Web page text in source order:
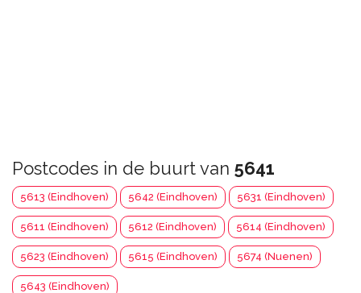
Postcodes in de buurt van 5641
5613 (Eindhoven) 5642 (Eindhoven) 5631 (Eindhoven)
5611 (Eindhoven) 5612 (Eindhoven) 5614 (Eindhoven)
5623 (Eindhoven) 5615 (Eindhoven) 5674 (Nuenen)
5643 (Eindhoven)